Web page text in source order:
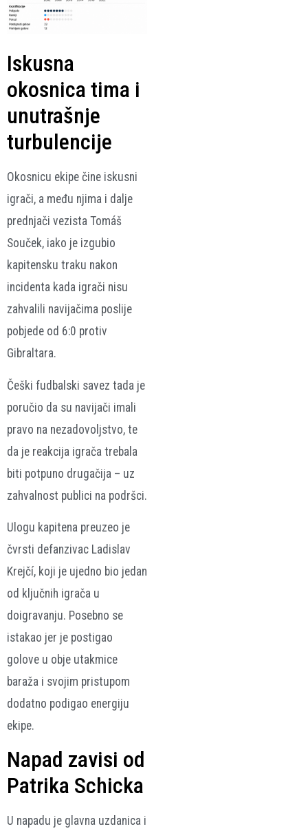
Iskusna
okosnica tima i
unutrašnje
turbulencije
Okosnicu ekipe čine iskusni
igrači, a među njima i dalje
prednjači vezista Tomáš
Souček, iako je izgubio
kapitensku traku nakon
incidenta kada igrači nisu
zahvalili navijačima poslije
pobjede od 6:0 protiv
Gibraltara.
Češki fudbalski savez tada je
poručio da su navijači imali
pravo na nezadovoljstvo, te
da je reakcija igrača trebala
biti potpuno drugačija – uz
zahvalnost publici na podršci.
Ulogu kapitena preuzeo je
čvrsti defanzivac Ladislav
Krejčí, koji je ujedno bio jedan
od ključnih igrača u
doigravanju. Posebno se
istakao jer je postigao
golove u obje utakmice
baraža i svojim pristupom
dodatno podigao energiju
ekipe.
Napad zavisi od
Patrika Schicka
U napadu je glavna uzdanica i